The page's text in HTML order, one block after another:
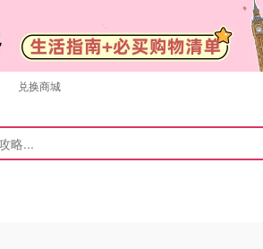
兑换商城